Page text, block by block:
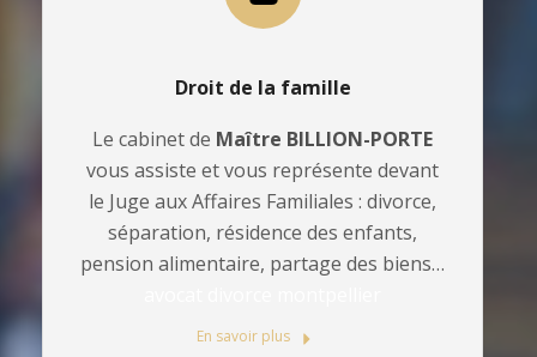
Droit de la famille
Le cabinet de Maître BILLION-PORTE
vous assiste et vous représente devant
le Juge aux Affaires Familiales : divorce,
séparation, résidence des enfants,
pension alimentaire, partage des biens…
En savoir plus